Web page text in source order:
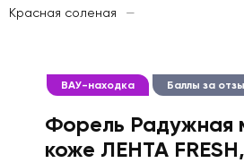
Красная соленая
—
ВАУ-находка Баллы за
Форель Радужная
коже ЛЕНТА